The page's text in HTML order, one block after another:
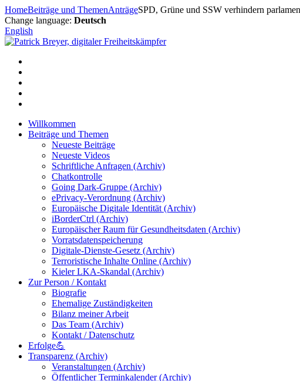
Zum
Inhalt
springen
HomeBeiträge und ThemenAnträgeSPD, Grüne und SSW verhindern
Change language: Deutsch
English
Willkommen
Beiträge und Themen
Neueste Beiträge
Neueste Videos
Schriftliche Anfragen (Archiv)
Chatkontrolle
Going Dark-Gruppe (Archiv)
ePrivacy-Verordnung (Archiv)
Europäische Digitale Identität (Archiv)
iBorderCtrl (Archiv)
Europäischer Raum für Gesundheitsdaten (Archiv)
Vorratsdatenspeicherung
Digitale-Dienste-Gesetz (Archiv)
Terroristische Inhalte Online (Archiv)
Kieler LKA-Skandal (Archiv)
Zur Person / Kontakt
Biografie
Ehemalige Zuständigkeiten
Bilanz meiner Arbeit
Das Team (Archiv)
Kontakt / Datenschutz
Erfolge💪
Transparenz (Archiv)
Veranstaltungen (Archiv)
Öffentlicher Terminkalender (Archiv)